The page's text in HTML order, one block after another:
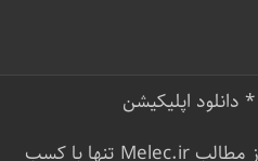
* دانلود اپلیکیشن
©کپی بخش یا کل هر کدام از مطالب Melec.ir تنها با کسب